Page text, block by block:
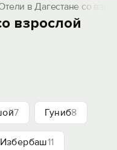
в Дагестане со
взрослой
7 Гуниб8
Избербаш11